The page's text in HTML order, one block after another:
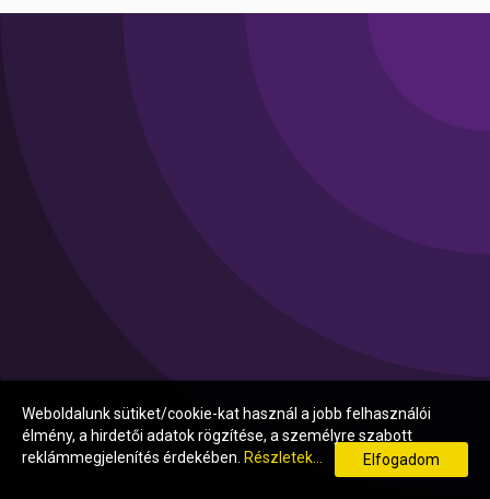
Weboldalunk sütiket/cookie-kat használ a jobb felhasználói
élmény, a hirdetői adatok rögzítése, a személyre szabott
reklámmegjelenítés érdekében. Részletek... Elfogadom